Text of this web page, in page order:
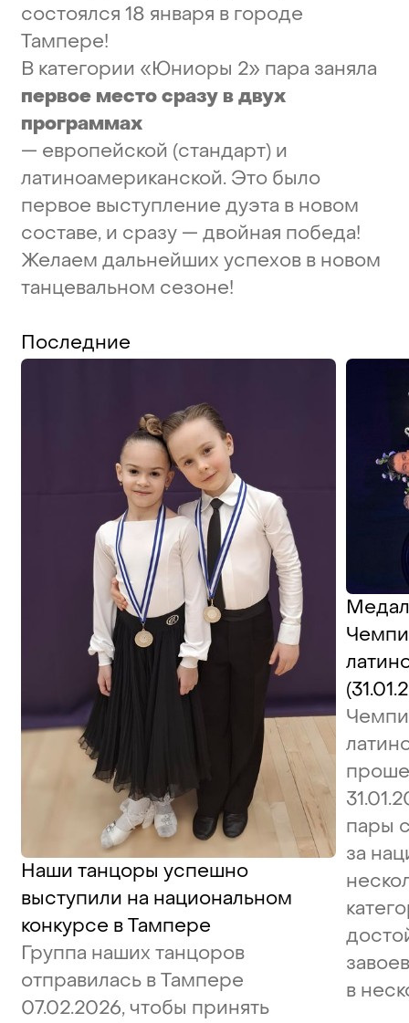
состоялся 18 января в городе
Тампере!
В категории «Юниоры 2» пара заняла
первое местосразу вдвух
программах
— европейской (стандарт) и
латиноамериканской. Это было
первое выступление дуэта в новом
составе, и сразу — двойная победа!
Желаем дальнейших успехов в новом
танцевальном сезоне!
Последние
Наши танцоры успешно
выступили на национальном
конкурсе в Тампере
Группа наших танцоров
отправилась в Тампере
07.02.2026, чтобы принять
пары
за
в